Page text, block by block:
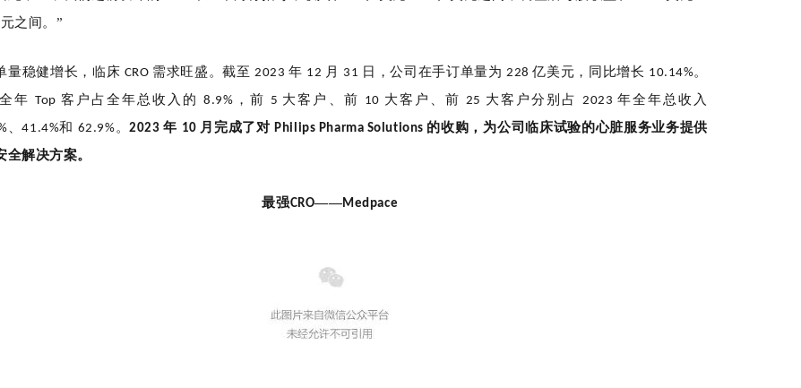
之间。”
量稳健增长，临床 CRO 需求旺盛。截至 2023年 12 月 31 日，公司在手订单量为 228亿美元，同比增长 10.14%。
年Top 客户占全年总收入的8.9% ，前 5 大客户、前 10 大客户、前 25 大客户分别占 2023年全年总收入
、41.4%和 62.9% 。2023年 10月完成了对 Philips Pharma Solutions 的收购，为公司临床试验的心脏服务业务提供
全解决方案。
最强CRO——Medpace